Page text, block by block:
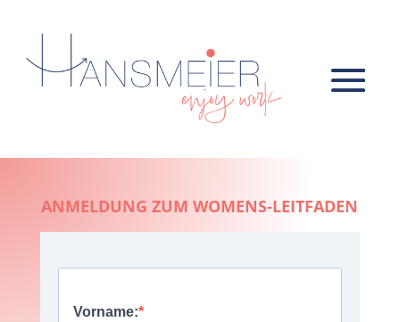
ANMELDUNG ZUM WOMENS-LEITFADEN